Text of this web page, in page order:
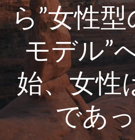
ら”女性
モデル”
始、女性
であ